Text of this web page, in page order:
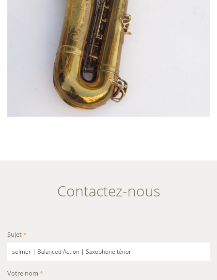
Contactez-nous
Sujet*
Votre nom *